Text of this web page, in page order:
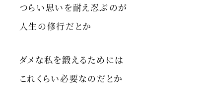
つらい思いを耐え忍ぶのが
人生の修行だとか
ダメな私を鍛えるためには
これくらい必要なのだとか